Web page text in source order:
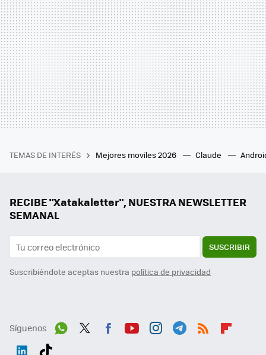
TEMAS DE INTERÉS Mejores moviles 2026 Claude
RECIBE "Xatakaletter", NUESTRA NEWSLETTER
SEMANAL
SUSCRIBIR
Suscribiéndote aceptas nuestra política de privacidad
Síguenos